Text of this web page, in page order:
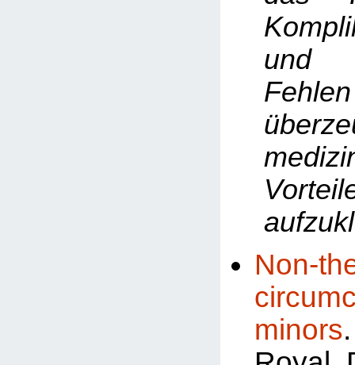
und
Fehlen
Non-
minors